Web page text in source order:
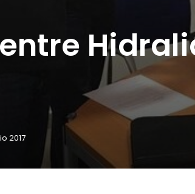
2017